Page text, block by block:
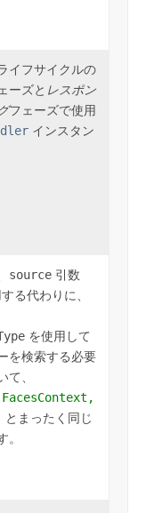
イフサイクルの
ーズと レスポン
フェーズで使用
インスタン
source 引数
る代わりに、
を使用して
を検索する必要
て、
とまったく同じ
。